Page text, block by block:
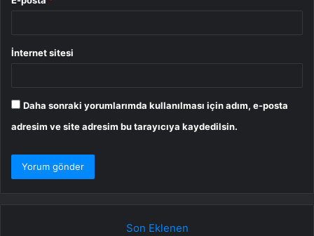
İnternet sitesi
Daha sonraki yorumlarımda kullanılması için adım, e-posta
adresim ve site adresim bu tarayıcıya kaydedilsin.
Son Eklenen